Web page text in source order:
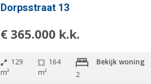
Dorpsstraat 13
€ 365.000 k.k.
129
m²
164
m²
2
Bekijk woning